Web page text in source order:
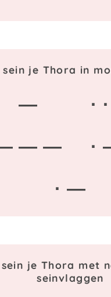
sein je Thora in
—
·
— —
·
· —
je Thora met
seinvlaggen